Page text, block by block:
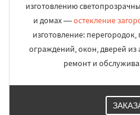
изготовлению
и домах —остекление
изготовление:
ограждений, окон, дверей
ремонт и